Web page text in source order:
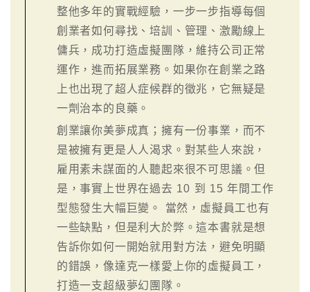
整他多年的實戰經驗，一步一步指導每個
創業者如何尋找、培訓、管理、激勵線上
傭兵，成功打造虛擬團隊，維持公司正常
運作，進而拓展業務。如果你在創業之路
上也出現了超人症候群的徵兆，它無疑是
一劑治本的良藥。
創業讓你美夢成真；擁有一份事業，而不
是被擁有更是人人渴求。對某些人來說，
雇用素未謀面的人聽起來很不可思議。但
是，事實上世界在過去 10 到 15 年間工作
型態發生大幅巨變。 當然，虛擬員工也有
一些缺點，但是利大於弊。這本書就是想
告訴你如何一開始就用對方法，避免明顯
的錯誤，像達克一樣愛上你的虛擬員工，
打造一支超級夢幻團隊。